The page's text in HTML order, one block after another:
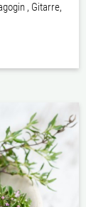
, Gitarre,